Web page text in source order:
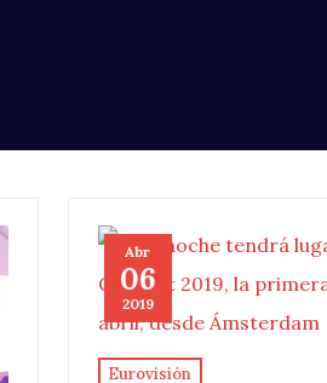
Abr
06
2019
Eurovisión